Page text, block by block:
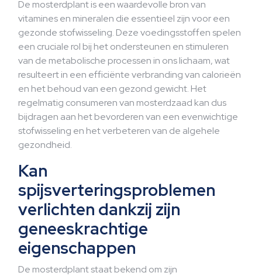
De mosterdplant is een waardevolle bron van
vitamines en mineralen die essentieel zijn voor een
gezonde stofwisseling. Deze voedingsstoffen spelen
een cruciale rol bij het ondersteunen en stimuleren
van de metabolische processen in ons lichaam, wat
resulteert in een efficiënte verbranding van calorieën
en het behoud van een gezond gewicht. Het
regelmatig consumeren van mosterdzaad kan dus
bijdragen aan het bevorderen van een evenwichtige
stofwisseling en het verbeteren van de algehele
gezondheid.
Kan
spijsverteringsproblemen
verlichten dankzij zijn
geneeskrachtige
eigenschappen
De mosterdplant staat bekend om zijn